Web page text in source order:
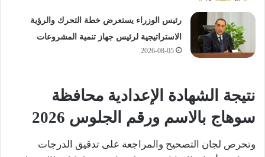
رئيس الوزراء يستعرض خطة التحرك والرؤية
الاستراتيجية لرئيس جهاز تنمية المشروعات
2026-08-05
نتيجة الشهادة الإعدادية محافظة
سوهاج بالاسم ورقم الجلوس 2026
وتحرص لجان التصحيح والمراجعة على تدقيق الدرجات